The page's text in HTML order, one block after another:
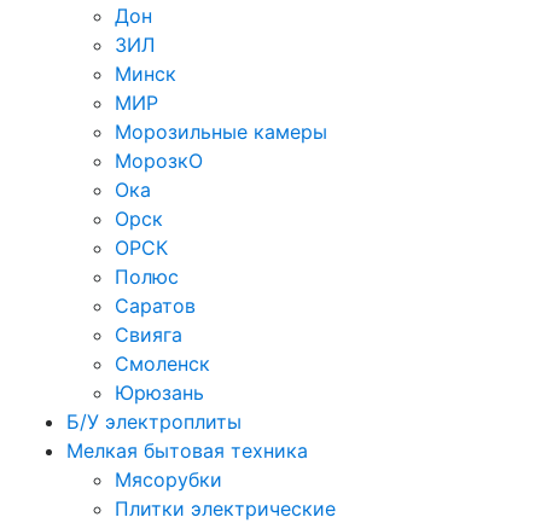
Дон
ЗИЛ
Минск
МИР
Морозильные камеры
МорозкО
Ока
Орск
ОРСК
Полюс
Саратов
Свияга
Смоленск
Юрюзань
Б/У электроплиты
Мелкая бытовая техника
Мясорубки
Плитки электрические